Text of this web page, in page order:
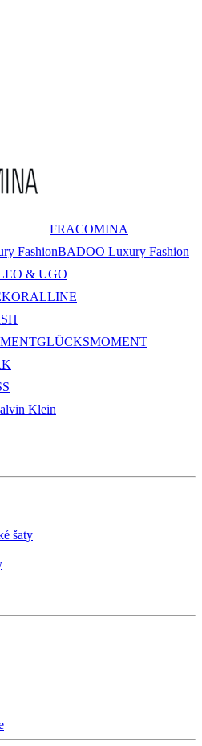
FRACOMINA
BADOO Luxury Fashion
& UGO
KORALLINE
GLÜCKSMOMENT
Klein
šaty